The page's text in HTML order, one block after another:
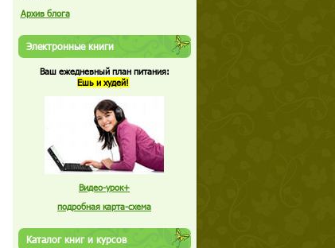
Архив блога
Электронные книги
Ваш ежедневный план питания:
Ешь и худей!
Видео-урок+
подробная карта-схема
Каталог книг и курсов